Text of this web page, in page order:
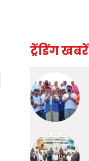
ट्रेंडिंग खबरें